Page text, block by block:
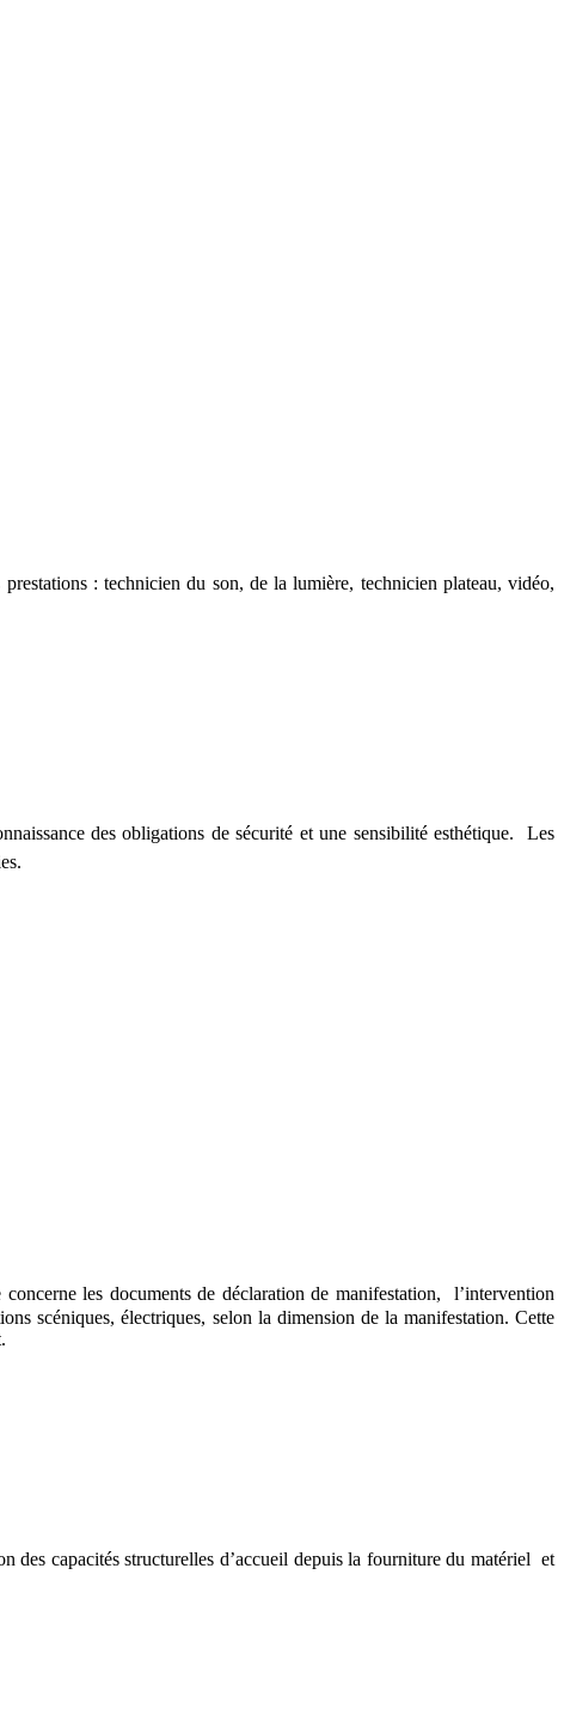
: technicien du son, de la lumière, technicien plateau, vidéo,
des obligations de sécurité et une sensibilité esthétique. Les
les documents de déclaration de manifestation, l’intervention
scéniques, électriques, selon la dimension de la manifestation. Cette
des capacités structurelles d’accueil depuis la fourniture du matériel et